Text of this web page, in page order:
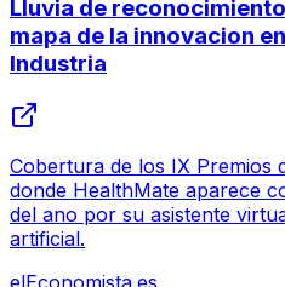
Lluvia de
mapa de la innovacion
Industria
Cobertura de los IX Premios
donde HealthMate aparece
del ano por su asistente
artificial.
elEconomista.es